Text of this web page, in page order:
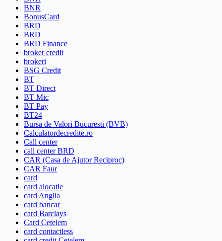
BNR
BonusCard
BRD
BRD
BRD Finance
broker credit
brokeri
BSG Credit
BT
BT Direct
BT Mic
BT Pay
BT24
Bursa de Valori Bucuresti (BVB)
Calculatordecredite.ro
Call center
call center BRD
CAR (Casa de Ajutor Reciproc)
CAR Faur
card
card alocatie
card Anglia
card bancar
card Barclays
Card Cetelem
card contactless